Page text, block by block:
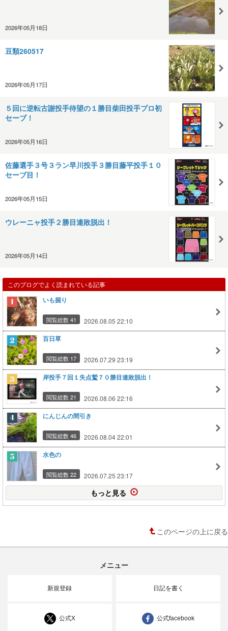
2026年05月18日
豆類260517
2026年05月17日
５回に逆転古謝投手待望の１勝目柴田投手プロ初
セーブ！
2026年05月16日
佐藤選手３号３ラン早川投手３勝目藤平投手１０
セーブ目！
2026年05月15日
ウレーニャ投手２勝目連敗脱出！
2026年05月14日
このブログでよく読まれている記事
いも掘り
閲覧総数 41 2026.08.05 22:10
百日草
閲覧総数 17 2026.07.29 23:19
岸投手７回１失点鷲７０勝目連敗脱出！
閲覧総数 21 2026.08.06 22:16
にんじんの間引き
閲覧総数 46 2026.08.04 22:01
水色の
閲覧総数 22 2026.07.25 23:17
もっと見る
このページの上に戻る
メニュー
新規登録 日記を書く
公式X 公式facebook